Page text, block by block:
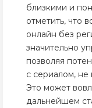
близкими и
отметить, что
онлайн без
значительно
позволяя
с сериалом, не
Это может
дальнейшем